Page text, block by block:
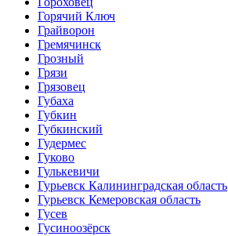
Горячий Ключ
Грайворон
Гремячинск
Грозный
Грязи
Грязовец
Губаха
Губкин
Губкинский
Гудермес
Гуково
Гулькевичи
Гурьевск Калининградская область
Гурьевск Кемеровская область
Гусев
Гусиноозёрск